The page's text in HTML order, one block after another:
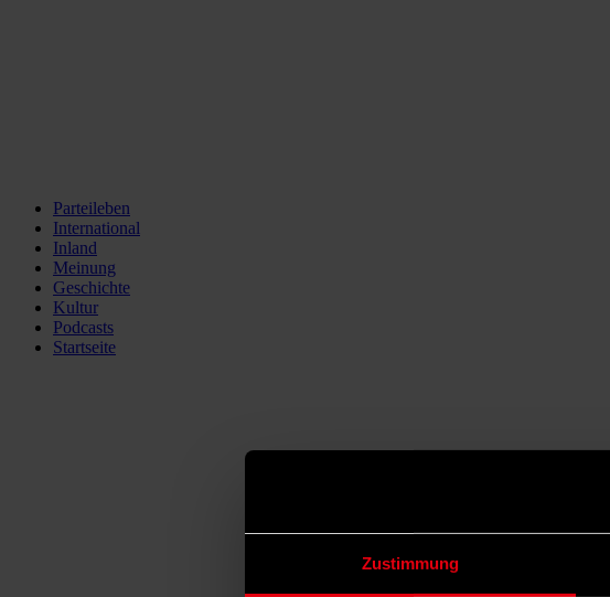
Zustimmung
Parteileben
International
Inland
Meinung
Geschichte
Kultur
Podcasts
Startseite